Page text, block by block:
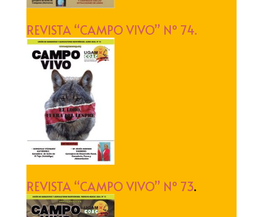
REVISTA “CAMPO VIVO” Nº 74.
REVISTA “CAMPO VIVO” Nº 73.